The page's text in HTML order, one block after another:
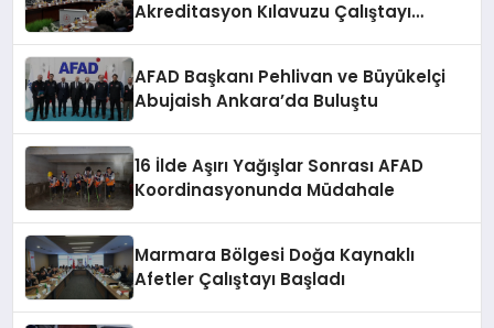
Akreditasyon Kılavuzu Çalıştayı
AFAD Başkanı Pehlivan ve Büyükelçi
Abujaish Ankara’da Buluştu
16 İlde Aşırı Yağışlar Sonrası AFAD
Koordinasyonunda Müdahale
Marmara Bölgesi Doğa Kaynaklı
Afetler Çalıştayı Başladı